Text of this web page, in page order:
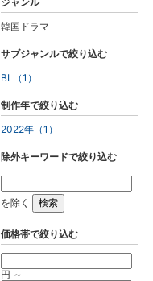
韓国ドラマ
サブジャンルで絞り込む
BL（1）
制作年で絞り込む
2022年（1）
除外キーワードで絞り込む
を除く
価格帯で絞り込む
円 ～